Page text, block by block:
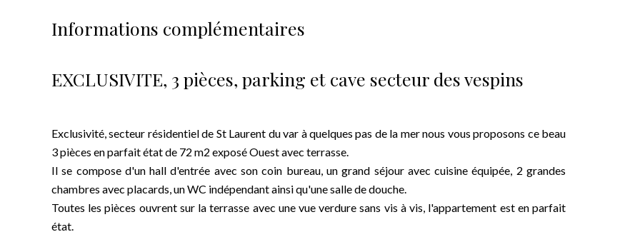
Informations complémentaires
EXCLUSIVITE, 3 pièces, parking et cave secteur des vespins
Exclusivité, secteur résidentiel de St Laurent du var à quelques pas de la mer nous vous proposons ce beau
3 pièces en parfait état de 72 m2 exposé Ouest avec terrasse.
Il se compose d'un hall d'entrée avec son coin bureau, un grand séjour avec cuisine équipée, 2 grandes
chambres avec placards, un WC indépendant ainsi qu'une salle de douche.
Toutes les pièces ouvrent sur la terrasse avec une vue verdure sans vis à vis, l'appartement est en parfait
état.